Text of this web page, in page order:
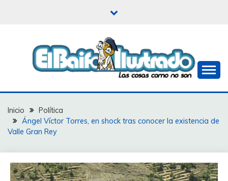
EL BAIFO ILUSTRADO
Inicio
Política
Ángel Víctor Torres, en shock tras conocer la existencia de
Valle Gran Rey